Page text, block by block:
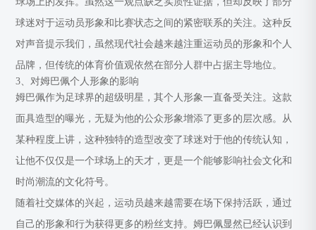
球迷对于运动员形象和比赛状态之间的紧密联系的关注。这种反
对声音提示我们，虽然现代社会越来越注重运动员的形象和个人
品牌，但传统的体育价值观依然在部分人群中占据主导地位。
3、对姆巴佩个人形象的影响
姆巴佩作为足球界的超级明星，其个人形象一直备受关注。这款
面具造型的曝光，无疑为他的公众形象增添了更多的层次感。从
某种程度上讲，这种独特的造型改变了球迷对于他的传统认知，
让他不仅仅是一个球场上的天才，更是一个能够影响社会文化和
时尚潮流的文化符号。
随着社交媒体的兴起，运动员越来越需要在场下保持活跃，通过
自己的形象和行为获得更多的粉丝支持。姆巴佩显然已经认识到